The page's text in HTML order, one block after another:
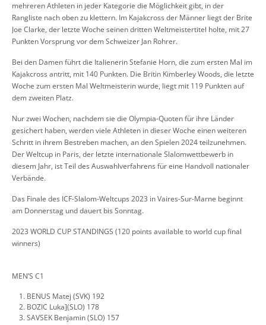
mehreren Athleten in jeder Kategorie die Möglichkeit gibt, in der
Rangliste nach oben zu klettern. Im Kajakcross der Männer liegt der Brite
Joe Clarke, der letzte Woche seinen dritten Weltmeistertitel holte, mit 27
Punkten Vorsprung vor dem Schweizer Jan Rohrer.
Bei den Damen führt die Italienerin Stefanie Horn, die zum ersten Mal im
Kajakcross antritt, mit 140 Punkten. Die Britin Kimberley Woods, die letzte
Woche zum ersten Mal Weltmeisterin wurde, liegt mit 119 Punkten auf
dem zweiten Platz.
Nur zwei Wochen, nachdem sie die Olympia-Quoten für ihre Länder
gesichert haben, werden viele Athleten in dieser Woche einen weiteren
Schritt in ihrem Bestreben machen, an den Spielen 2024 teilzunehmen.
Der Weltcup in Paris, der letzte internationale Slalomwettbewerb in
diesem Jahr, ist Teil des Auswahlverfahrens für eine Handvoll nationaler
Verbände.
Das Finale des ICF-Slalom-Weltcups 2023 in Vaires-Sur-Marne beginnt
am Donnerstag und dauert bis Sonntag.
2023 WORLD CUP STANDINGS (120 points available to world cup final
winners)
MEN’S C1
BENUS Matej (SVK) 192
BOZIC Luka](SLO) 178
SAVSEK Benjamin (SLO) 157